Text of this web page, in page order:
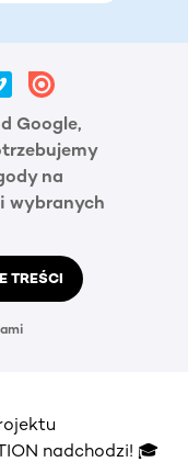
Google,
na
wybranych
TREŚCI
nadchodzi! 🎓